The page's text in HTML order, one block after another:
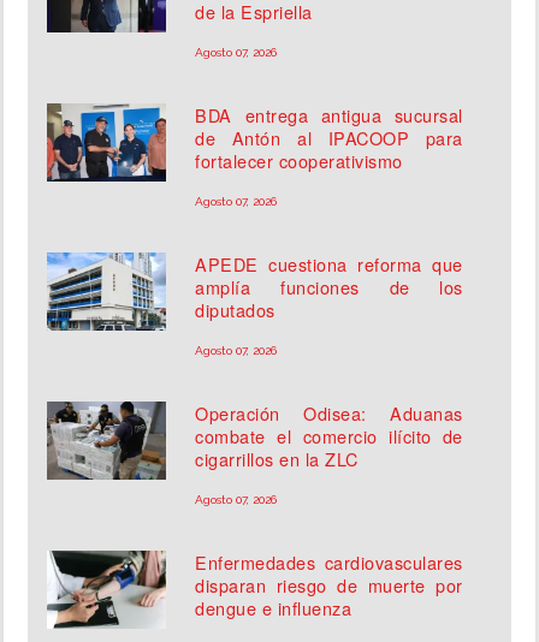
de la Espriella
Agosto 07, 2026
BDA entrega antigua sucursal
de Antón al IPACOOP para
fortalecer cooperativismo
Agosto 07, 2026
APEDE cuestiona reforma que
amplía funciones de los
diputados
Agosto 07, 2026
Operación Odisea: Aduanas
combate el comercio ilícito de
cigarrillos en la ZLC
Agosto 07, 2026
Enfermedades cardiovasculares
disparan riesgo de muerte por
dengue e influenza